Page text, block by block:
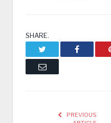
SHARE.
Facebook
Email
PREVIOUS